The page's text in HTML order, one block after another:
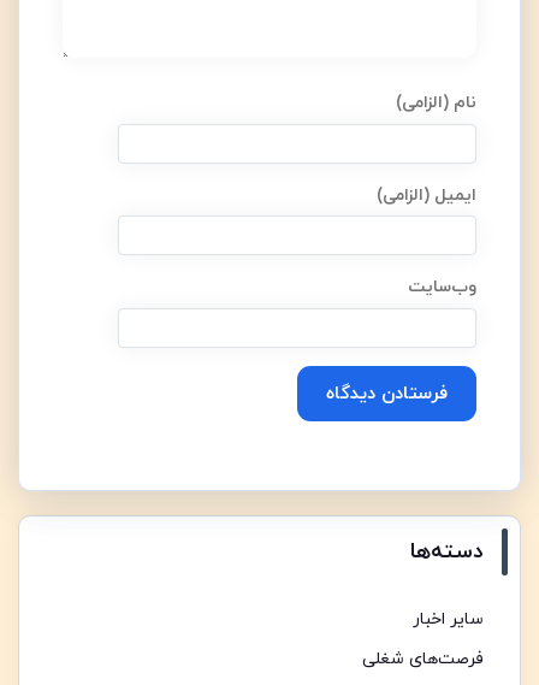
نام (الزامی)
ایمیل (الزامی)
وب‌سایت
دسته‌ها
سایر اخبار
فرصت‌های شغلی